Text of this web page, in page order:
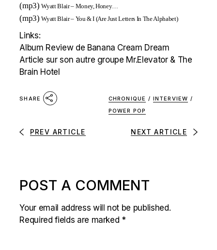
(mp3)Wyatt Blair – Money, Honey…
(mp3)Wyatt Blair – You & I (Are Just Letters In The Alphabet)
Links:
Album Review de Banana Cream Dream
Article sur son autre groupe Mr.Elevator & The
Brain Hotel
SHARE CHRONIQUE / INTERVIEW /
POWER POP
PREV ARTICLE NEXT ARTICLE
POST A COMMENT
Your email address will not be published.
Required fields are marked *